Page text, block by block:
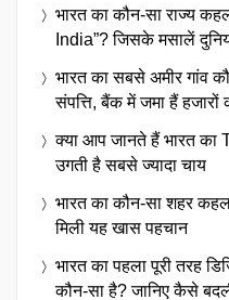
भारत का कौन-सा राज्य
India”? जिसके मसालें
भारत का सबसे अमीर गांव
संपत्ति, बैंक में जमा हैं हजारों
क्या आप जानते हैं भारत का
उगती है सबसे ज्यादा चाय
भारत का कौन-सा शहर
मिली यह खास पहचान
भारत का पहला पूरी तरह
कौन-सा है? जानिए कैसे